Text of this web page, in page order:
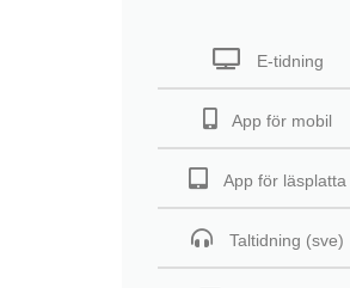
E-tidning
App för mobil
App för läsplatta
Taltidning (sve)